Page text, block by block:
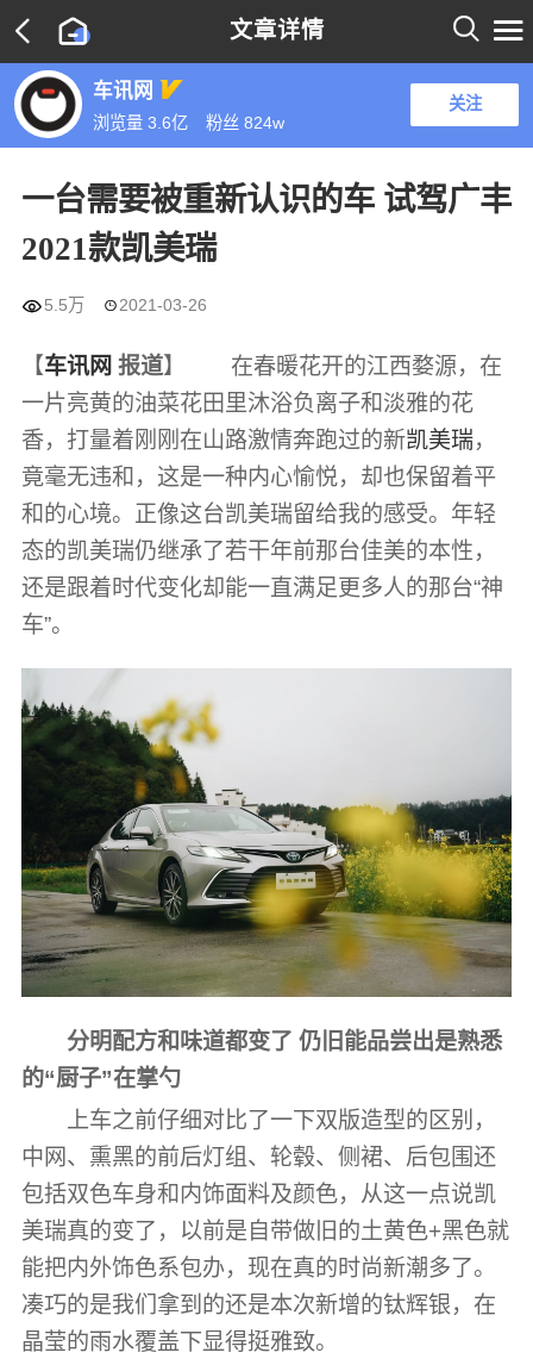
文章详情  
车讯网
浏览量 3.6亿 粉丝 824w
关注
一台需要被重新认识的车 试驾广丰
2021款凯美瑞
5.5万  2021-03-26
【车讯网 报道】 在春暖花开的江西婺源，在
一片亮黄的油菜花田里沐浴负离子和淡雅的花
香，打量着刚刚在山路激情奔跑过的新凯美瑞，
竟毫无违和，这是一种内心愉悦，却也保留着平
和的心境。正像这台凯美瑞留给我的感受。年轻
态的凯美瑞仍继承了若干年前那台佳美的本性，
还是跟着时代变化却能一直满足更多人的那台“神
车”。
分明配方和味道都变了 仍旧能品尝出是熟悉
的“厨子”在掌勺
上车之前仔细对比了一下双版造型的区别，
中网、熏黑的前后灯组、轮毂、侧裙、后包围还
包括双色车身和内饰面料及颜色，从这一点说凯
美瑞真的变了，以前是自带做旧的土黄色+黑色就
能把内外饰色系包办，现在真的时尚新潮多了。
凑巧的是我们拿到的还是本次新增的钛辉银，在
晶莹的雨水覆盖下显得挺雅致。